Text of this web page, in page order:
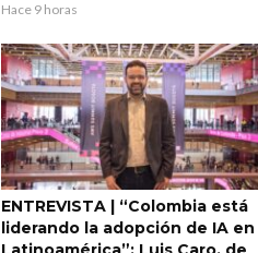
Hace 9 horas
ENTREVISTA | “Colombia está
liderando la adopción de IA en